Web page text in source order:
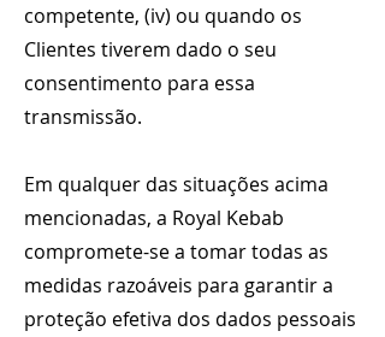
competente, (iv) ou quando os
Clientes tiverem dado o seu
consentimento para essa
transmissão.
Em qualquer das situações acima
mencionadas, a Royal Kebab
compromete-se a tomar todas as
medidas razoáveis para garantir a
proteção efetiva dos dados pessoais